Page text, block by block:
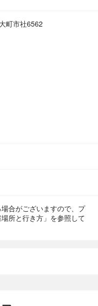
町市社6562
合がございますので、プ
所と行き方」を参照して